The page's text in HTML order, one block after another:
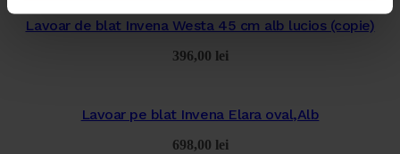
Lavoar de blat Invena Westa 45 cm alb lucios (copie)
396,00 lei
Lavoar pe blat Invena Elara oval,Alb
698,00 lei